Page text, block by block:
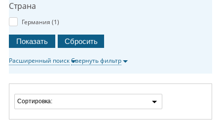
Страна
Германия (1)
Расширенный поискСвернуть фильтр
Сортировка: